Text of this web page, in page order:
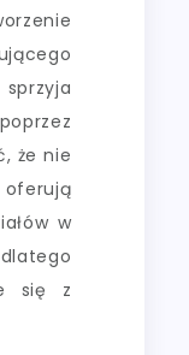
że nie
w
się z